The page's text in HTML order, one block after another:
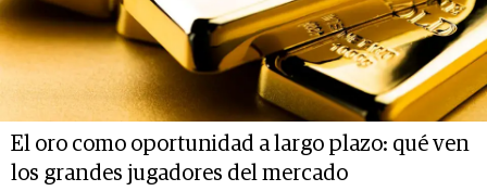
El oro como oportunidad a largo plazo: qué ven
los grandes jugadores del mercado